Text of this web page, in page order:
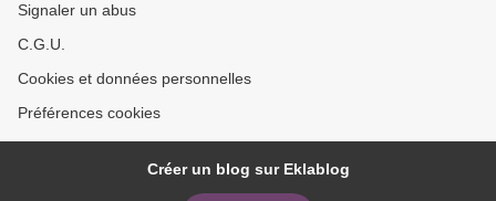
Signaler un abus
C.G.U.
Cookies et données personnelles
Préférences cookies
Créer un blog sur Eklablog